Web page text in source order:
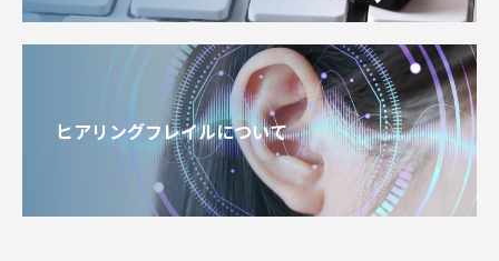
ヒアリングフレイルについて